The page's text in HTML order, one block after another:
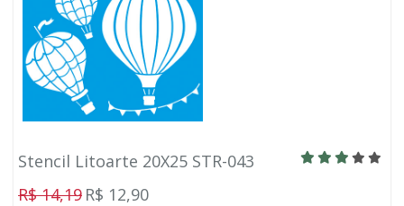
Stencil Litoarte 20X25 STR-043
R$ 14,19 R$ 12,90